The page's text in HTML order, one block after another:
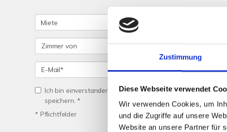
Zustimmung
Diese Webseite verwendet
Wir verwenden Cookies, um
und die Zugriffe auf unsere
Website an unsere Partner für
Ich bin einverstanden, dass Sie mich per Telefon/E-Mail
speichern. *
* Pflichtfelder